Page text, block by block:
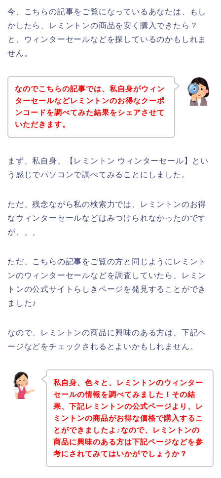
今、こちらの記事をご覧になっているあなたは、もし
かしたら、レミントンの商品を安く購入できたら？
と、ウィンターセールなどを探しているのかもしれま
せん。
なのでこちらの記事では、私自身がウィン
ターセールなどレミントンのお得なクーポ
ンコードを調べてみた結果をシェアさせて
いただきます。
まず、私自身、【レミントン ウィンターセール】とい
う感じでパソコンで調べてみることにしました。
ただ、残念ながら私の検索力では、レミントンのお得
なウィンターセールなどはみつけられなかったのです
が、、、
ただ、こちらの記事をご覧の方と同じようにレミント
ンのウィンターセールなどを調査していたら、レミン
トンの公式サイトらしきページを発見することができ
ました♪
なので、レミントンの商品に興味のある方は、下記ペ
ージなどをチェックされるとよいかもしれません。
私自身、色々と、レミントンのウィンター
セールの情報を調べてみました！その結
果、下記レミントンの公式ページより、レ
ミントンの商品がお得な価格で購入するこ
とができましたよ♪なので、レミントンの
商品に興味のある方は下記ページなどを参
考にされてみてはいかがでしょうか？